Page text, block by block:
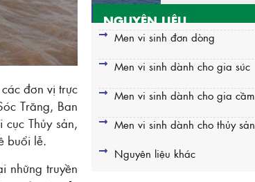
đơn vị trực
Trăng, Ban
Thủy sản,
buổi lễ.
những truyền
NGUYÊN LIỆU
Men vi sinh đơn dòng
Men vi sinh dành cho gia súc
Men vi sinh dành cho gia cầm
Men vi sinh dành cho thủy sản
Nguyên liệu khác